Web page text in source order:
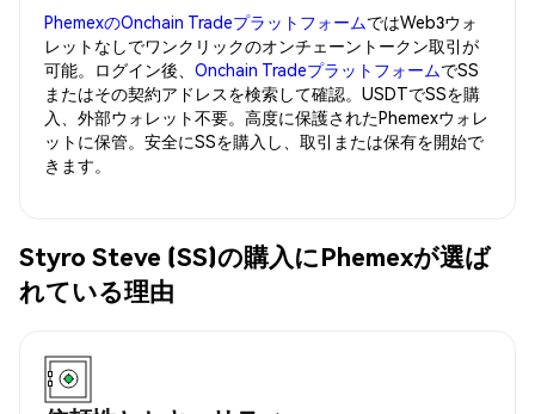
PhemexのOnchain TradeプラットフォームではWeb3ウォ
レットなしでワンクリックのオンチェーントークン取引が
可能。ログイン後、 Onchain TradeプラットフォームでSS
またはその契約アドレスを検索して確認。USDTでSSを購
入、外部ウォレット不要。高度に保護されたPhemexウォレ
ットに保管。安全にSSを購入し、取引または保有を開始で
きます。
Styro Steve (SS)の購入にPhemexが選ば
れている理由